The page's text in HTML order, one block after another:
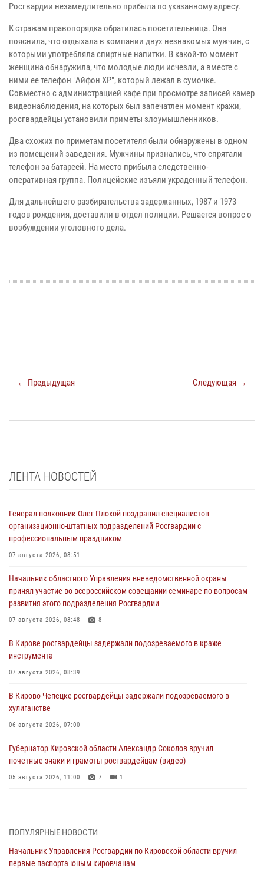
Росгвардии незамедлительно прибыла по указанному адресу.
К стражам правопорядка обратилась посетительница. Она
пояснила, что отдыхала в компании двух незнакомых мужчин, с
которыми употребляла спиртные напитки. В какой-то момент
женщина обнаружила, что молодые люди исчезли, а вместе с
ними ее телефон "Айфон ХР", который лежал в сумочке.
Совместно с администрацией кафе при просмотре записей камер
видеонаблюдения, на которых был запечатлен момент кражи,
росгвардейцы установили приметы злоумышленников.
Два схожих по приметам посетителя были обнаружены в одном
из помещений заведения. Мужчины признались, что спрятали
телефон за батареей. На место прибыла следственно-
оперативная группа. Полицейские изъяли украденный телефон.
Для дальнейшего разбирательства задержанных, 1987 и 1973
годов рождения, доставили в отдел полиции. Решается вопрос о
возбуждении уголовного дела.
← Предыдущая Следующая →
ЛЕНТА НОВОСТЕЙ
Генерал-полковник Олег Плохой поздравил специалистов
организационно-штатных подразделений Росгвардии с
профессиональным праздником
07 августа 2026, 08:51
Начальник областного Управления вневедомственной охраны
принял участие во всероссийском совещании-семинаре по вопросам
развития этого подразделения Росгвардии
07 августа 2026, 08:48 8
В Кирове росгвардейцы задержали подозреваемого в краже
инструмента
07 августа 2026, 08:39
В Кирово-Чепецке росгвардейцы задержали подозреваемого в
хулиганстве
06 августа 2026, 07:00
Губернатор Кировской области Александр Соколов вручил
почетные знаки и грамоты росгвардейцам (видео)
05 августа 2026, 11:00 7 1
04 августа 2026, 09:30
В Кирове росгвардейцы задержали подозреваемого в грабеже
03 августа 2026, 09:01
ПОПУЛЯРНЫЕ НОВОСТИ
Начальник Управления Росгвардии по Кировской области вручил
первые паспорта юным кировчанам